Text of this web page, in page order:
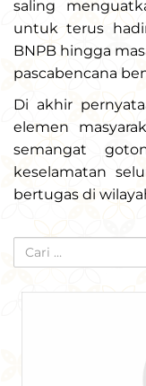
saling
untuk terus
BNPB hingga
pascabencana
Di akhir
elemen
semangat
keselamatan
bertugas di